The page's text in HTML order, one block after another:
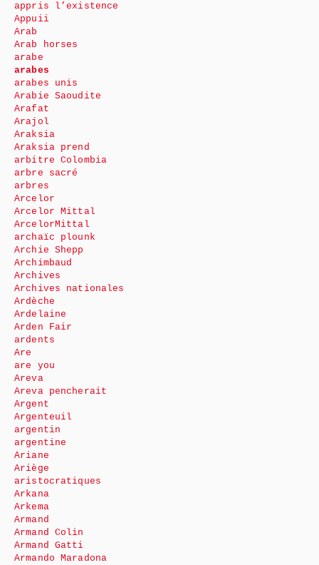
appris l’existence
Appuii
Arab
Arab horses
arabe
arabes
arabes unis
Arabie Saoudite
Arafat
Arajol
Araksia
Araksia prend
arbitre Colombia
arbre sacré
arbres
Arcelor
Arcelor Mittal
ArcelorMittal
archaïc plounk
Archie Shepp
Archimbaud
Archives
Archives nationales
Ardèche
Ardelaine
Arden Fair
ardents
Are
are you
Areva
Areva pencherait
Argent
Argenteuil
argentin
argentine
Ariane
Ariège
aristocratiques
Arkana
Arkema
Armand
Armand Colin
Armand Gatti
Armando Maradona